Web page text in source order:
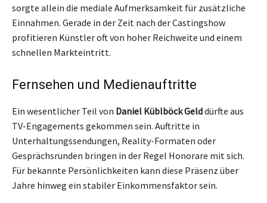
sorgte allein die mediale Aufmerksamkeit für zusätzliche
Einnahmen. Gerade in der Zeit nach der Castingshow
profitieren Künstler oft von hoher Reichweite und einem
schnellen Markteintritt.
Fernsehen und Medienauftritte
Ein wesentlicher Teil von Daniel Küblböck Gelddürfte aus
TV-Engagements gekommen sein. Auftritte in
Unterhaltungssendungen, Reality-Formaten oder
Gesprächsrunden bringen in der Regel Honorare mit sich.
Für bekannte Persönlichkeiten kann diese Präsenz über
Jahre hinweg ein stabiler Einkommensfaktor sein.